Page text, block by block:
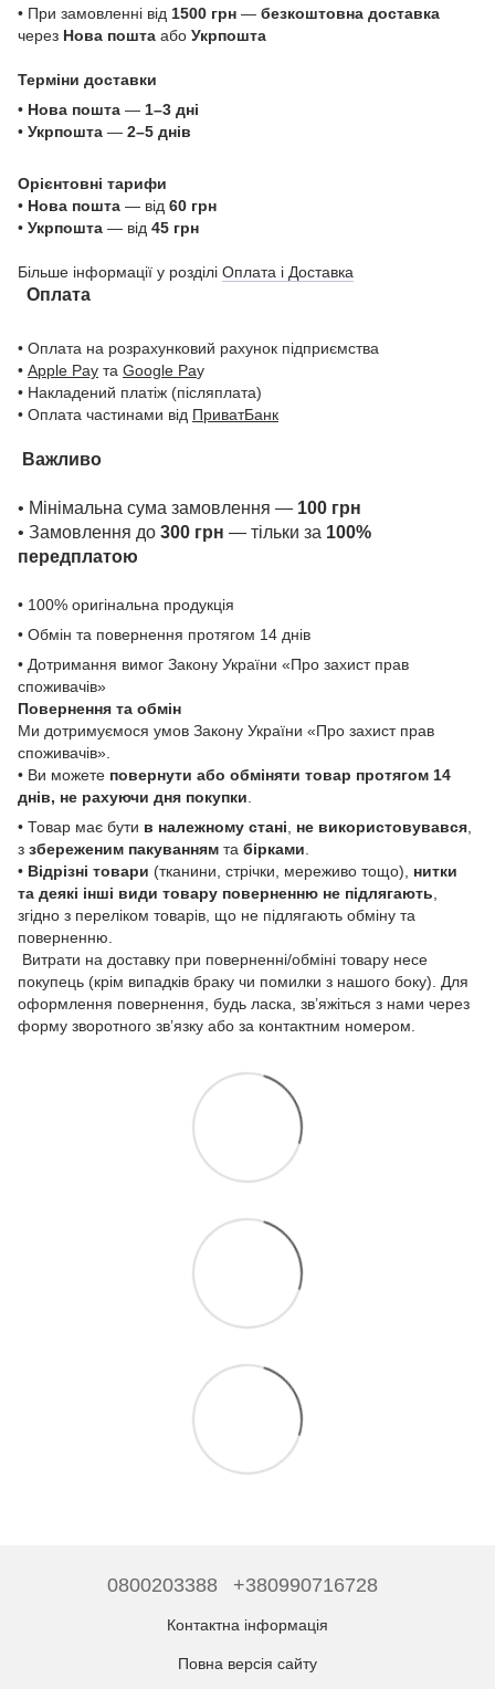
• При замовленні від 1500 грн — безкоштовна доставка
через Нова пошта або Укрпошта
Терміни доставки
• Нова пошта — 1–3 дні
• Укрпошта — 2–5 днів
Орієнтовні тарифи
• Нова пошта — від 60 грн
• Укрпошта — від 45 грн
Більше інформації у розділі Оплата і Доставка
Оплата
• Оплата на розрахунковий рахунок підприємства
• Apple Pay та Google Pay
• Накладений платіж (післяплата)
• Оплата частинами від ПриватБанк
Важливо
• Мінімальна сума замовлення — 100 грн
• Замовлення до 300 грн — тільки за 100%
передплатою
• 100% оригінальна продукція
• Обмін та повернення протягом 14 днів
• Дотримання вимог Закону України «Про захист прав
споживачів»
Повернення та обмін
Ми дотримуємося умов Закону України «Про захист прав
споживачів».
• Ви можете повернути або обміняти товар протягом 14
днів, не рахуючи дня покупки
• Товар має бути в належному стані не використовувався
з збереженим пакуванням та бірками
• Відрізні товари (тканини, стрічки, мереживо тощо), нитки
та деякі інші види товару поверненню не підлягають
згідно з переліком товарів, що не підлягають обміну та
поверненню.
Витрати на доставку при поверненні/обміні товару несе
покупець (крім випадків браку чи помилки з нашого боку). Для
оформлення повернення, будь ласка, зв’яжіться з нами через
форму зворотного зв’язку або за контактним номером.
0800203388 +380990716728
Контактна інформація
Повна версія сайту